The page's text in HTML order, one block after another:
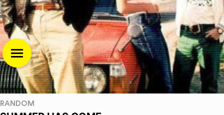
RANDOM